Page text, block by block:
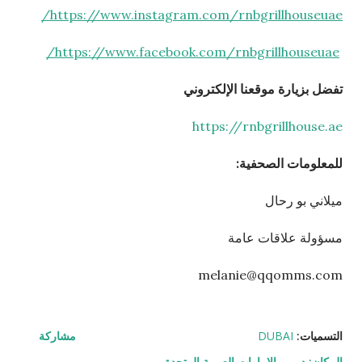
https://www.instagram.com/rnbgrillhouseuae/
https://www.facebook.com/rnbgrillhouseuae/
تفضل بزيارة موقعنا الإلكتروني
https://rnbgrillhouse.ae
للمعلومات الصحفية:
ميلاني بو رحال
مسؤولة علاقات عامة
melanie@qqomms.com
التسميات: DUBAI
مشاركة